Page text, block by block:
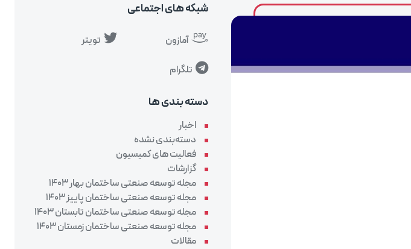
شبکه های اجتماعی
آمازون تویتر
تلگرام
دسته بندی ها
اخبار
دسته‌بندی نشده
فعالیت های کمیسیون
گزارشات
مجله توسعه صنعتی ساختمان بهار 1403
مجله توسعه صنعتی ساختمان پاییز 1403
مجله توسعه صنعتی ساختمان تابستان 1403
مجله توسعه صنعتی ساختمان زمستان 1403
مقالات